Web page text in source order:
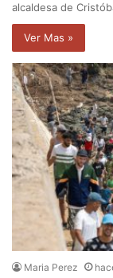
alcaldesa de
Ver Mas »
Maria Perez